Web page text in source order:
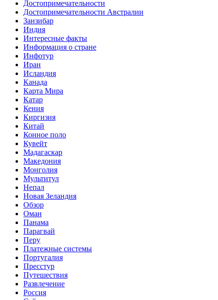
Достопримечательности
Достопримечательности Австралии
Занзибар
Индия
Интересные факты
Информация о стране
Инфотур
Иран
Исландия
Канада
Карта Мира
Катар
Кения
Киргизия
Китай
Конное поло
Кувейт
Мадагаскар
Македония
Монголия
Мультитул
Непал
Новая Зеландия
Обзор
Оман
Панама
Парагвай
Перу
Платежные системы
Португалия
Пресстур
Путешествия
Развлечение
Россия